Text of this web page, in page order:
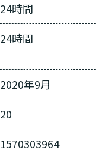
24時間
24時間
2020年9月
20
1570303964